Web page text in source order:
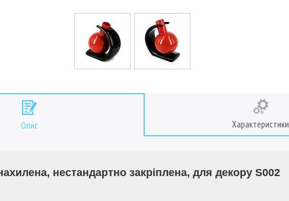
Опис Характеристики
нестандартно закріплена, для декору S002